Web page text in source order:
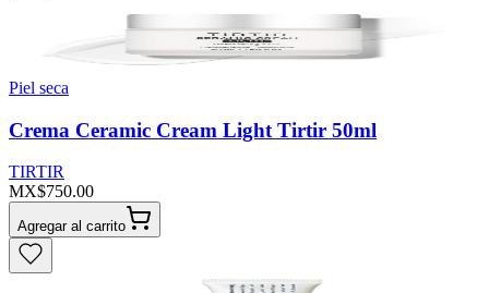
Piel seca
Crema Ceramic Cream Light Tirtir 50ml
TIRTIR
MX$750.00
Agregar al carrito